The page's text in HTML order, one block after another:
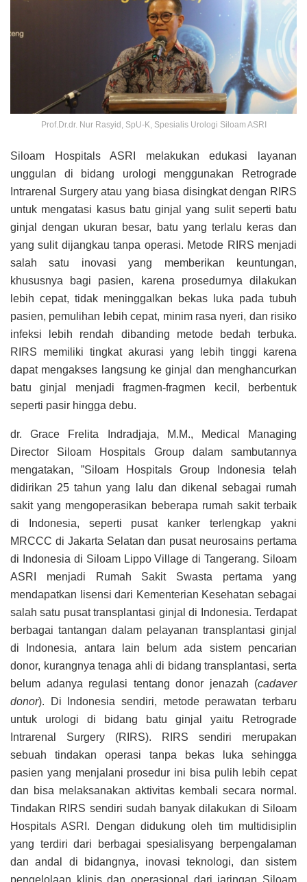
Prof.Dr.dr. Nur Rasyid, SpU-K, Spesialis Urologi Siloam ASRI
Siloam Hospitals ASRI melakukan edukasi layanan
unggulan di bidang urologi menggunakan Retrograde
Intrarenal Surgery atau yang biasa disingkat dengan RIRS
untuk mengatasi kasus batu ginjal yang sulit seperti batu
ginjal dengan ukuran besar, batu yang terlalu keras dan
yang sulit dijangkau tanpa operasi. Metode RIRS menjadi
salah satu inovasi yang memberikan keuntungan,
khususnya bagi pasien, karena prosedurnya dilakukan
lebih cepat, tidak meninggalkan bekas luka pada tubuh
pasien, pemulihan lebih cepat, minim rasa nyeri, dan risiko
infeksi lebih rendah dibanding metode bedah terbuka.
RIRS memiliki tingkat akurasi yang lebih tinggi karena
dapat mengakses langsung ke ginjal dan menghancurkan
batu ginjal menjadi fragmen-fragmen kecil, berbentuk
seperti pasir hingga debu.
dr. Grace Frelita Indradjaja, M.M., Medical Managing
Director Siloam Hospitals Group dalam sambutannya
mengatakan, ”Siloam Hospitals Group Indonesia telah
didirikan 25 tahun yang lalu dan dikenal sebagai rumah
sakit yang mengoperasikan beberapa rumah sakit terbaik
di Indonesia, seperti pusat kanker terlengkap yakni
MRCCC di Jakarta Selatan dan pusat neurosains pertama
di Indonesia di Siloam Lippo Village di Tangerang. Siloam
ASRI menjadi Rumah Sakit Swasta pertama yang
mendapatkan lisensi dari Kementerian Kesehatan sebagai
salah satu pusat transplantasi ginjal di Indonesia. Terdapat
berbagai tantangan dalam pelayanan transplantasi ginjal
di Indonesia, antara lain belum ada sistem pencarian
donor, kurangnya tenaga ahli di bidang transplantasi, serta
belum adanya regulasi tentang donor jenazah (cadaver
donor). Di Indonesia sendiri, metode perawatan terbaru
untuk urologi di bidang batu ginjal yaitu Retrograde
Intrarenal Surgery (RIRS). RIRS sendiri merupakan
sebuah tindakan operasi tanpa bekas luka sehingga
pasien yang menjalani prosedur ini bisa pulih lebih cepat
dan bisa melaksanakan aktivitas kembali secara normal.
Tindakan RIRS sendiri sudah banyak dilakukan di Siloam
Hospitals ASRI. Dengan didukung oleh tim multidisiplin
yang terdiri dari berbagai spesialisyang berpengalaman
dan andal di bidangnya, inovasi teknologi, dan sistem